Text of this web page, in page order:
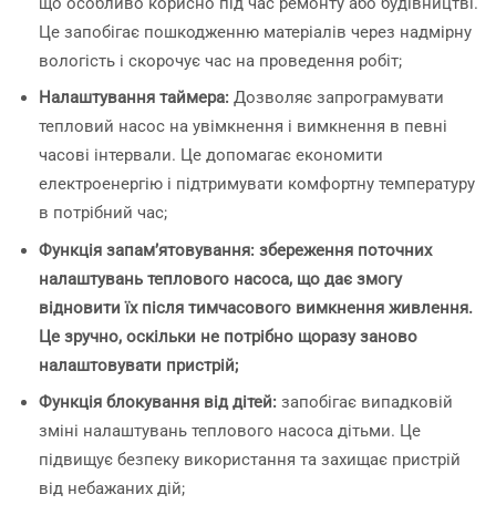
Це запобігає пошкодженню матеріалів через надмірну
вологість і скорочує час на проведення робіт;
Налаштування таймера: Дозволяє запрограмувати
тепловий насос на увімкнення і вимкнення в певні
часові інтервали. Це допомагає економити
електроенергію і підтримувати комфортну температуру
в потрібний час;
Функція запам’ятовування: збереження поточних
налаштувань теплового насоса, що дає змогу
відновити їх після тимчасового вимкнення живлення.
Це зручно, оскільки не потрібно щоразу заново
налаштовувати пристрій;
Функція блокування від дітей: запобігає випадковій
зміні налаштувань теплового насоса дітьми. Це
підвищує безпеку використання та захищає пристрій
від небажаних дій;